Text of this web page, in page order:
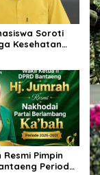
Soroti
Kesehatan
Pimpin
Periode